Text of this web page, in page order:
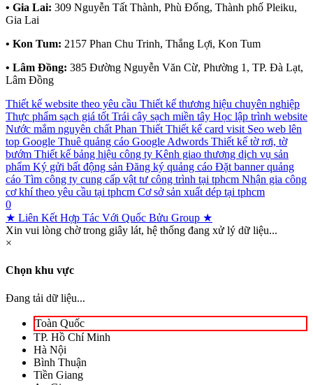
• Gia Lai: 309 Nguyễn Tất Thành, Phù Đổng, Thành phố Pleiku,
Gia Lai
• Kon Tum: 2157 Phan Chu Trinh, Thắng Lợi, Kon Tum
• Lâm Đồng: 385 Đường Nguyễn Văn Cừ, Phường 1, TP. Đà Lạt,
Lâm Đồng
Thiết kế website theo yêu cầu Thiết kế thương hiệu chuyên nghiệp
Thực phẩm sạch giá tốt Trái cây sạch miền tây Học lập trình website
Nước mắm nguyên chất Phan Thiết Thiết kế card visit Seo web lên
top Google Thuê quảng cáo Google Adwords Thiết kế tờ rơi, tờ
bướm Thiết kế bảng hiệu công ty Kênh giao thương dịch vụ sản
phẩm Ký gửi bất động sản Đăng ký quảng cáo Đặt banner quảng
cáo Tìm công ty cung cấp vật tư công trình tại tphcm Nhận gia công
cơ khí theo yêu cầu tại tphcm Cơ sở sản xuất dép tại tphcm
0
★ Liên Kết Hợp Tác Với Quốc Bửu Group ★
Xin vui lòng chờ trong giây lát, hệ thống đang xử lý dữ liệu...
×
Chọn khu vực
Đang tải dữ liệu...
Toàn Quốc
TP. Hồ Chí Minh
Hà Nội
Bình Thuận
Tiền Giang